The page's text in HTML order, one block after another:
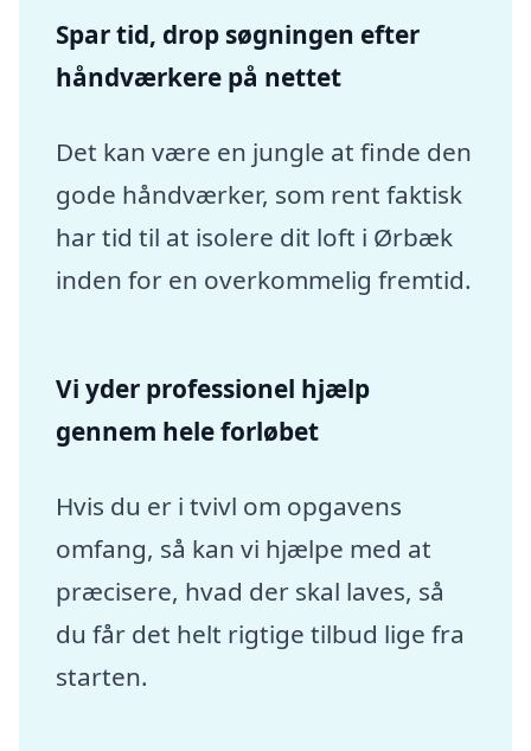
Spar tid, drop søgningen efter
håndværkere på nettet
Det kan være en jungle at finde den
gode håndværker, som rent faktisk
har tid til at isolere dit loft i Ørbæk
inden for en overkommelig fremtid.
Vi yder professionel hjælp
gennem hele forløbet
Hvis du er i tvivl om opgavens
omfang, så kan vi hjælpe med at
præcisere, hvad der skal laves, så
du får det helt rigtige tilbud lige fra
starten.